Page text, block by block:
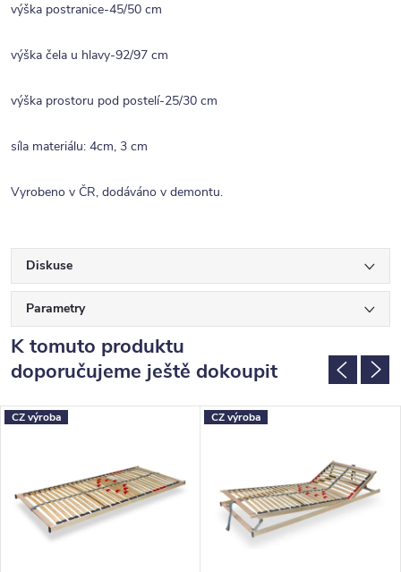
výška postranice-45/50 cm
výška čela u hlavy-92/97 cm
výška prostoru pod postelí-25/30 cm
síla materiálu: 4cm, 3 cm
Vyrobeno v ČR, dodáváno v demontu.
Diskuse
Parametry
K tomuto produktu
doporučujeme ještě dokoupit
CZ výroba CZ výroba